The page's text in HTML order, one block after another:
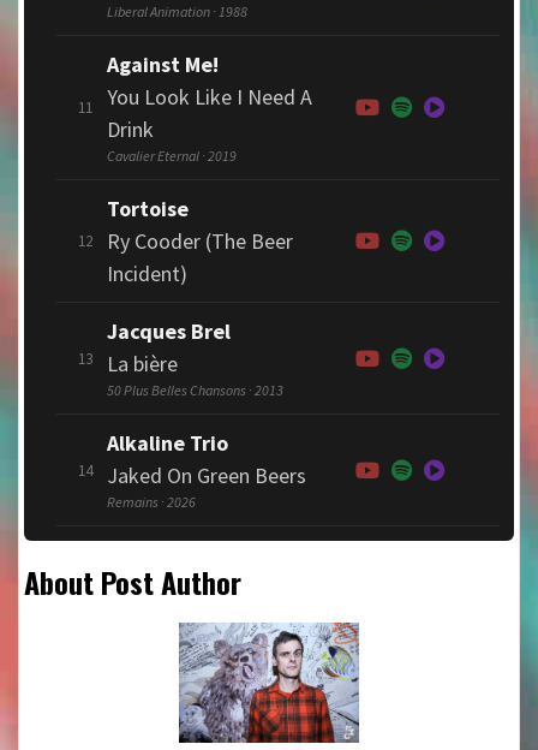
Liberal Animation · 1988
11
Against Me!
You Look Like I Need A
Drink
Cavalier Eternal · 2019
12
Tortoise
Ry Cooder (The Beer
Incident)
13
Jacques Brel
La bière
50 Plus Belles Chansons · 2013
14
Alkaline Trio
Jaked On Green Beers
Remains · 2026
About Post Author